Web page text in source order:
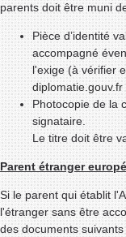
parents doit être muni
Pièce d’identité
accompagné
l'exige (à vérifier
diplomatie.gouv.fr
Photocopie de la
signataire.
Le titre doit être
Parent étranger
Si le parent qui établit
l'étranger sans être
des documents suivants